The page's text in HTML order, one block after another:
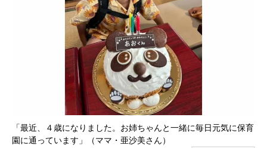
「最近、４歳になりました。お姉ちゃんと一緒に毎日元気に保育
園に通っています」（ママ・亜沙美さん）